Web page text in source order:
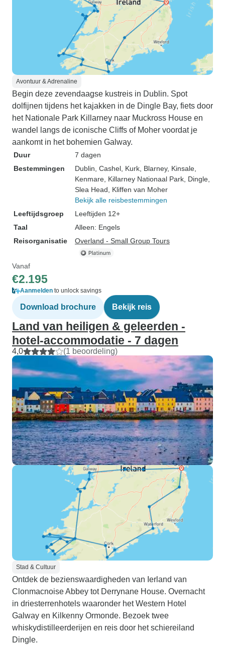
Avontuur & Adrenaline
Begin deze zevendaagse kustreis in Dublin. Spot
dolfijnen tijdens het kajakken in de Dingle Bay, fiets door
het Nationale Park Killarney naar Muckross House en
wandel langs de iconische Cliffs of Moher voordat je
aankomt in het bohemien Galway.
Duur
7 dagen
Bestemmingen
Dublin , Cashel , Kurk , Blarney, Kinsale
Kenmare , Killarney Nationaal Park , Dingle
Slea Head , Kliffen van Moher
Bekijk alle reisbestemmingen
Leeftijdsgroep
Leeftijden 12+
Taal
Alleen: Engels
Reisorganisatie
Overland - Small Group Tours
Vanaf
€2.195
Aanmelden to unlock savings
Download brochure Bekijk reis
Land van heiligen & geleerden -
hotel-accommodatie - 7 dagen
4,0 (1 beoordeling)
Stad & Cultuur
Ontdek de bezienswaardigheden van Ierland van
Clonmacnoise Abbey tot Derrynane House. Overnacht
in driesterrenhotels waaronder het Western Hotel
Galway en Kilkenny Ormonde. Bezoek twee
whiskydistilleerderijen en reis door het schiereiland
Dingle.